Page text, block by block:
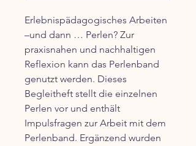
Erlebnispädagogisches Arbeiten
–und dann … Perlen? Zur
praxisnahen und nachhaltigen
Reflexion kann das Perlenband
genutzt werden. Dieses
Begleitheft stellt die einzelnen
Perlen vor und enthält
Impulsfragen zur Arbeit mit dem
Perlenband. Ergänzend wurden